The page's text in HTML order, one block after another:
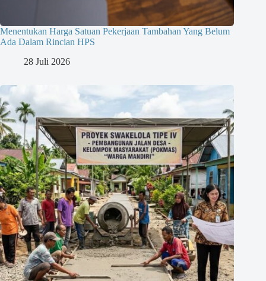
Menentukan Harga Satuan Pekerjaan Tambahan Yang Belum
Ada Dalam Rincian HPS
28 Juli 2026